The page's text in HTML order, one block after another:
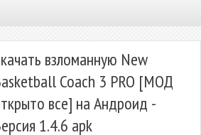
взломанную New
Coach 3 PRO [МОД
все] на Андроид -
1.4.6 apk